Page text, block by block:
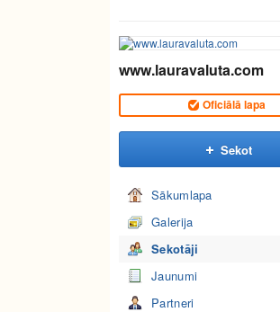
www.lauravaluta.com
Oficiālā lapa
Sekot
Sākumlapa
Galerija
Sekotāji
Jaunumi
Partneri